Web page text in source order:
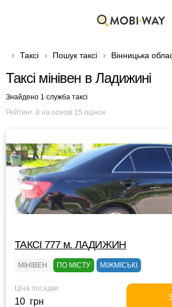
Таксі Пошук таксі Вінницька
Таксі мінівен в Ладижині
Знайдено 1 служба таксі
Рейтинг: 8 на основі 15 оцінок
ТАКСІ 777 м. ЛАДИЖИН
МІНІВЕН ПО МІСТУ МІЖМІСЬКІ
Ціна посадки
10 грн